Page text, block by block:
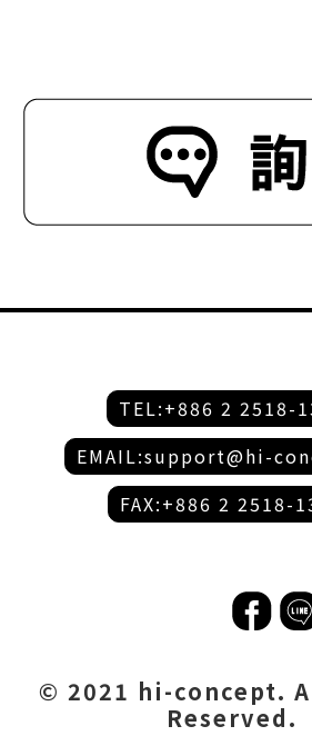
TEL:+886 2 2518-
EMAIL:support@hi-
FAX:+886 2 2518-
© 2021 hi-concept.
Reserved.